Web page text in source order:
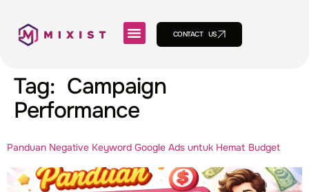
CONTACT US
Tag: Campaign
Performance
Panduan Negative Keyword Google Ads untuk Hemat Budget